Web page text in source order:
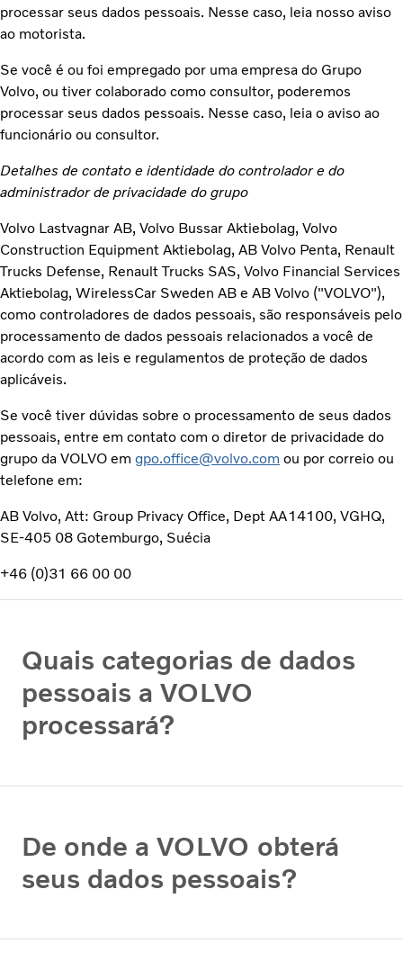
processar seus dados pessoais. Nesse caso, leia nosso aviso
ao motorista.
Se você é ou foi empregado por uma empresa do Grupo
Volvo, ou tiver colaborado como consultor, poderemos
processar seus dados pessoais. Nesse caso, leia o aviso ao
funcionário ou consultor.
Detalhes de contato e identidade do controlador e do
administrador de privacidade do grupo
Volvo Lastvagnar AB, Volvo Bussar Aktiebolag, Volvo
Construction Equipment Aktiebolag, AB Volvo Penta, Renault
Trucks Defense, Renault Trucks SAS, Volvo Financial Services
Aktiebolag, WirelessCar Sweden AB e AB Volvo ("VOLVO"),
como controladores de dados pessoais, são responsáveis pelo
processamento de dados pessoais relacionados a você de
acordo com as leis e regulamentos de proteção de dados
aplicáveis.
Se você tiver dúvidas sobre o processamento de seus dados
pessoais, entre em contato com o diretor de privacidade do
grupo da VOLVO em gpo.office@volvo.com ou por correio ou
telefone em:
AB Volvo, Att: Group Privacy Office, Dept AA14100, VGHQ,
SE-405 08 Gotemburgo, Suécia
+46 (0)31 66 00 00
Quais categorias de dados
pessoais a VOLVO
processará?
De onde a VOLVO obterá
seus dados pessoais?